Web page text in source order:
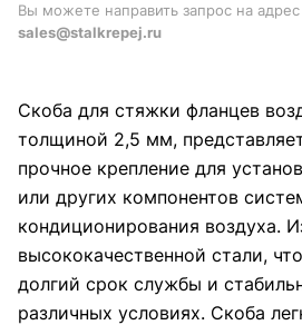
Вы можете направить запрос на
sales@stalkrepej.ru
Скоба для стяжки фланцев
толщиной 2,5 мм,
прочное крепление для
или других компонентов
кондиционирования воздуха.
высококачественной стали,
долгий срок службы и
различных условиях. Скоба